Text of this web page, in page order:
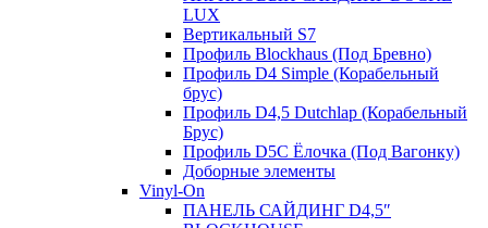
LUX
Вертикальный S7
Профиль Blockhaus (Под Бревно)
Профиль D4 Simple (Корабельный
брус)
Профиль D4,5 Dutchlap (Корабельный
Брус)
Профиль D5C Ёлочка (Под Вагонку)
Доборные элементы
Vinyl-On
ПАНЕЛЬ САЙДИНГ D4,5″